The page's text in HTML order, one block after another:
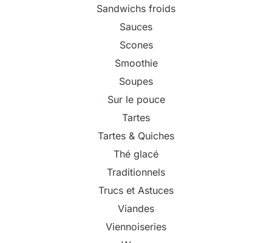
Sandwichs froids
Sauces
Scones
Smoothie
Soupes
Sur le pouce
Tartes
Tartes & Quiches
Thé glacé
Traditionnels
Trucs et Astuces
Viandes
Viennoiseries